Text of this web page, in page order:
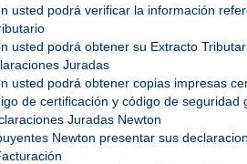
usted podrá verificar la información
usted podrá obtener su Extracto
Juradas
usted podrá obtener copias impresas
de certificación y código de seguridad
Juradas Newton
Newton presentar sus